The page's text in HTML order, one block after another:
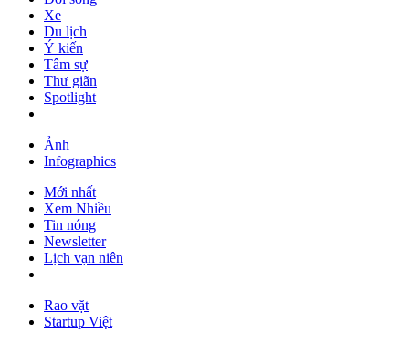
Xe
Du lịch
Ý kiến
Tâm sự
Thư giãn
Spotlight
Ảnh
Infographics
Mới nhất
Xem Nhiều
Tin nóng
Newsletter
Lịch vạn niên
Rao vặt
Startup Việt